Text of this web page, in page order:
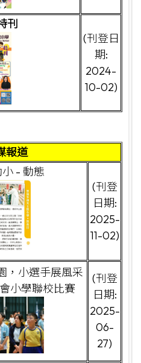
刊
(刊登日
期:
2024-
10-02)
報道
- 動態
(刊登
日期:
2025-
11-02)
，小選手展風采
小學聯校比賽
(刊登
日期:
2025-
06-
27)